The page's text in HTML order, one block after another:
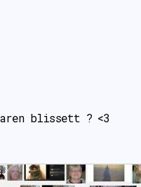
blissett ? <3